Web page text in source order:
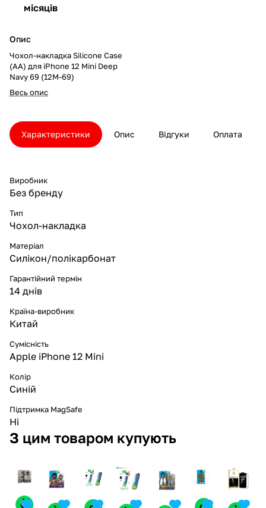
місяців
Опис
Чохол-накладка Silicone Case
(AA) для iPhone 12 Mini Deep
Navy 69 (12M-69)
Весь опис
Характеристики Опис Відгуки Оплата
Виробник
Без бренду
Тип
Чохол-накладка
Матеріал
Силікон/полікарбонат
Гарантійний термін
14 днів
Країна-виробник
Китай
Сумісність
Apple iPhone 12 Mini
Колір
Синій
Підтримка MagSafe
Ні
З цим товаром купують